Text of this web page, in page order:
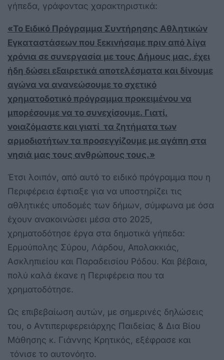
γήπεδα, γράφοντας χαρακτηριστικά:
«Το Ειδικό Πρόγραμμα Συντήρησης Αθλητικών
Εγκαταστάσεων που ξεκινήσαμε πριν από λίγα
χρόνια σε συνεργασία με τους Δήμους μας, έχει
ήδη δώσει εξαιρετικά αποτελέσματα και δίνουμε
αγώνα να ανανεώσουμε το σχετικό
χρηματοδοτικό πρόγραμμα προκειμένου να
μπορέσουμε να το συνεχίσουμε. Γιατί,
νοιαζόμαστε και γιατί τα ζητήματα των
αρμοδιοτήτων τα προσεγγίζουμε με αγάπη στα
νησιά μας τους ανθρώπους τους.»
Έτσι λοιπόν, από αυτό το ειδικό πρόγραμμα που η
Περιφέρεια έφτιαξε για να υποστηρίζει τις
αθλητικές υποδομές των δήμων, σύμφωνα με όσα
έχουν ανακοινώσει μέσα στο 2025,
χρηματοδότησε έργα στα δημοτικά γήπεδα:
Ερμούπολης Σύρου, Λάρδου, Απολακκιάς,
Ασκληπιείου και Παραδεισίου Ρόδου. Και βέβαια,
πολύ καλά έκανε η Περιφέρεια που τα
χρηματοδότησε.
Ως επιβεβαίωση αυτών, με σημερινές δηλώσεις
του, ο Αντιπεριφερειάρχης Παιδείας & Δια Βίου
Μάθησης κ. Γιάννης Κρητικός, εξέφρασε και
τόνισε το αυτονόητο.